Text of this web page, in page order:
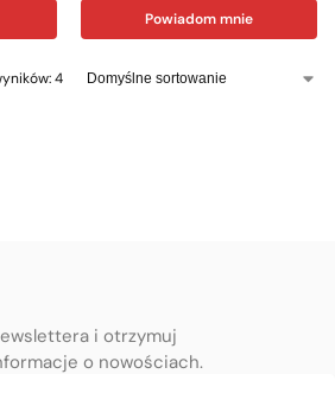
Powiadom mnie
4
i otrzymuj
o nowościach.